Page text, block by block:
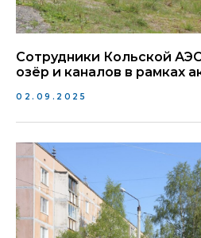
Сотрудники Кольской
озёр и каналов в рамках
02.09.2025